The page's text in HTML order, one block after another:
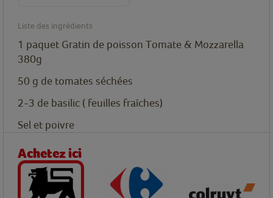
Liste des ingrédients
1 paquet Gratin de poisson Tomate & Mozzarella
380g
50 g de tomates séchées
2-3 de basilic ( feuilles fraîches)
Sel et poivre
Achetez ici